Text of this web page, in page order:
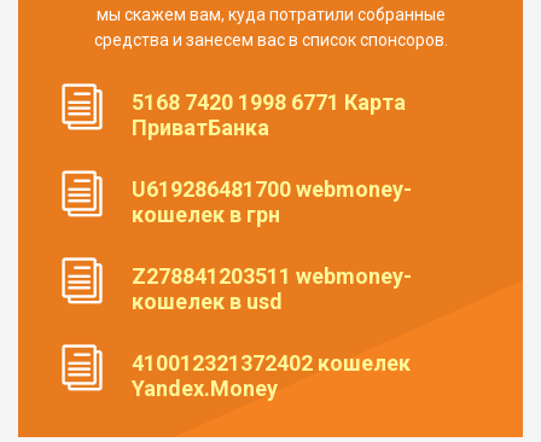
мы скажем вам, куда потратили собранные
средства и занесем вас в список спонсоров.
5168 7420 1998 6771 Карта
ПриватБанка
U619286481700 webmoney-
кошелек в грн
Z278841203511 webmoney-
кошелек в usd
410012321372402 кошелек
Yandex.Money